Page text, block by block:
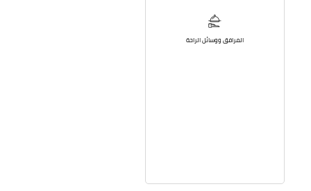
المرافق ووسائل الراحة